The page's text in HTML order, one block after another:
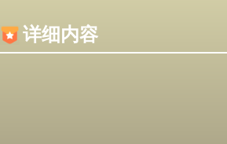
详细内容